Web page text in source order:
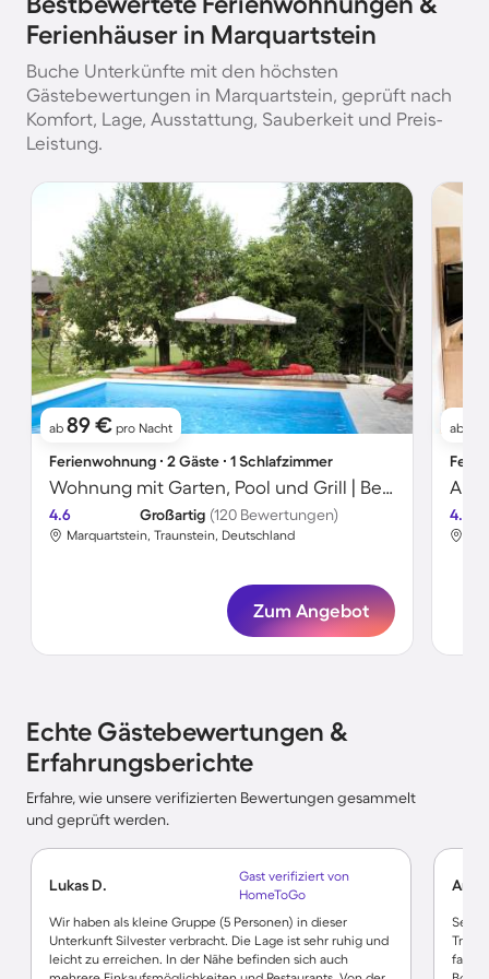
Ferienhäuser in Marquartstein
Buche Unterkünfte mit den höchsten
Gästebewertungen in Marquartstein, geprüft nach
Komfort, Lage, Ausstattung, Sauberkeit und Preis-
Leistung.
ab 89 € pro Nacht
Ferienwohnung ∙ 2 Gäste ∙ 1 Schlafzimmer
Wohnung mit Garten, Pool und Grill | Bergblick
4.6 Großartig (120 Bewertungen)
Marquartstein, Traunstein, Deutschland
Zum Angebot
ab
4.8
Echte Gästebewertungen &
Erfahrungsberichte
Erfahre, wie unsere verifizierten Bewertungen gesammelt
und geprüft werden.
Lukas D.
Gast verifiziert von
HomeToGo
Wir haben als kleine Gruppe (5 Personen) in dieser
Unterkunft Silvester verbracht. Die Lage ist sehr ruhig und
leicht zu erreichen. In der Nähe befinden sich auch
Sehr